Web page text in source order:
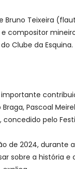
Teixeira
compositor
Clube da Esquina.
Pascoal
concedido pelo
de 2024, durante
sobre a história